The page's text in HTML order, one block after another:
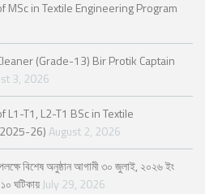
MSc in Textile Engineering Program
(Grade-13) Bir Protik Captain
3, 2026
T1, L2-T1 BSc in Textile
26)August 2, 2026
বিশেষ অনুষ্ঠান আগামী ৩০ জুলাই, ২০২৬ ইং
ঘটিকায় July 29, 2026